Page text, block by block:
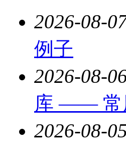
2026-08-
例子
2026-08-
库 —— 常
2026-08-